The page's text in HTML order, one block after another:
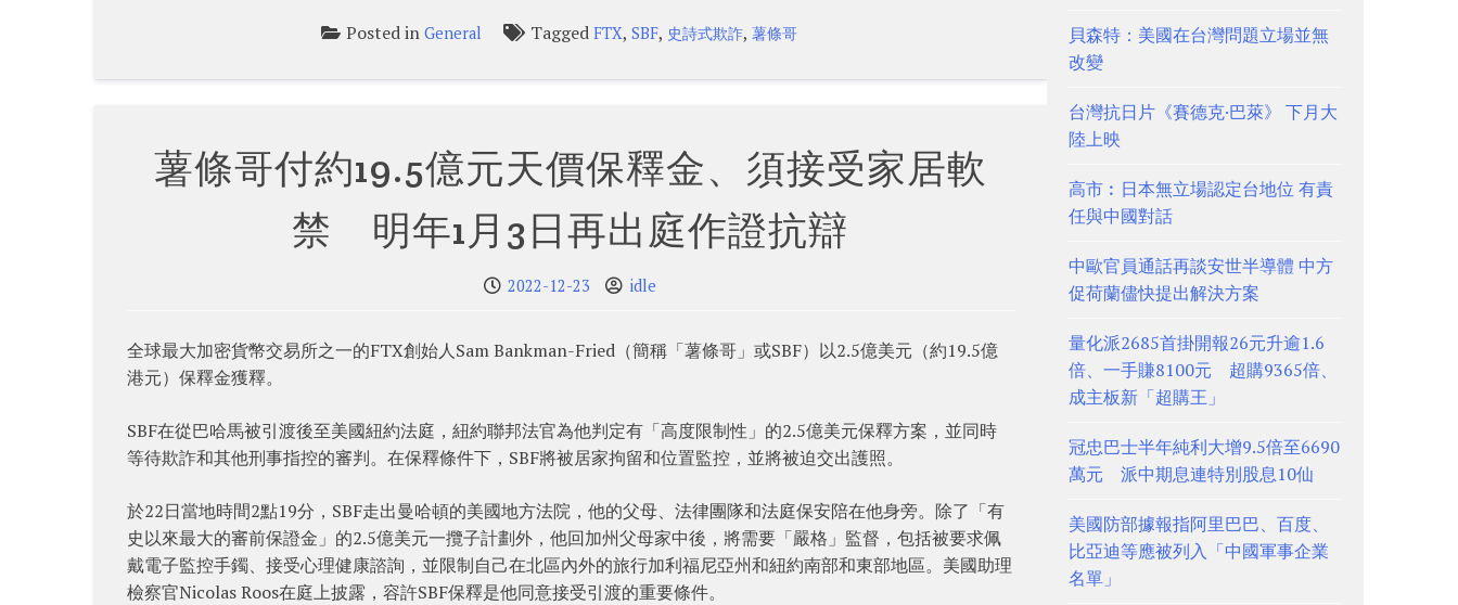
Posted inGeneral TaggedFTX,SBF, 史詩式欺詐,薯條哥
薯條哥付約19.5億元天價保釋金、須接受家居軟
禁 明年1月3日再出庭作證抗辯
2022-12-23 idle
全球最大加密貨幣交易所之一的FTX創始人Sam Bankman-Fried（簡稱「薯條哥」或SBF）以2.5億美元（約19.5億
港元）保釋金獲釋。
SBF在從巴哈馬被引渡後至美國紐約法庭，紐約聯邦法官為他判定有「高度限制性」的2.5億美元保釋方案，並同時
等待欺詐和其他刑事指控的審判。在保釋條件下，SBF將被居家拘留和位置監控，並將被迫交出護照。
於22日當地時間2點19分，SBF走出曼哈頓的美國地方法院，他的父母、法律團隊和法庭保安陪在他身旁。除了「有
史以來最大的審前保證金」的2.5億美元一攬子計劃外，他回加州父母家中後，將需要「嚴格」監督，包括被要求佩
戴電子監控手鐲、接受心理健康諮詢，並限制自己在北區內外的旅行加利福尼亞州和紐約南部和東部地區。美國助理
檢察官Nicolas Roos在庭上披露，容許SBF保釋是他同意接受引渡的重要條件。
貝森特：美國在台灣問題立場並無
改變
台灣抗日片《賽德克·巴萊》 下月大
陸上映
高市︰日本無立場認定台地位 有責
任與中國對話
中歐官員通話再談安世半導體 中方
促荷蘭儘快提出解決方案
量化派2685首掛開報26元升逾1.6
倍、一手賺8100元 超購9365倍、
成主板新「超購王」
冠忠巴士半年純利大增9.5倍至6690
萬元 派中期息連特別股息10仙
美國防部據報指阿里巴巴、百度、
比亞迪等應被列入「中國軍事企業
名單」